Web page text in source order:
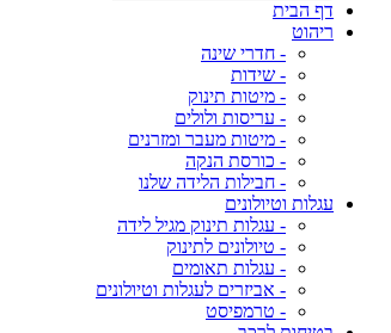
דף הבית
ריהוט
- חדרי שינה
- שידות
- מיטות תינוק
- עריסות ולולים
- מיטות מעבר ומזרנים
- כורסת הנקה
- חבילות הלידה שלנו
עגלות וטיולונים
- עגלות תינוק מגיל לידה
- טיולונים לתינוק
- עגלות תאומים
- אביזרים לעגלות וטיולונים
- טרמפיסט